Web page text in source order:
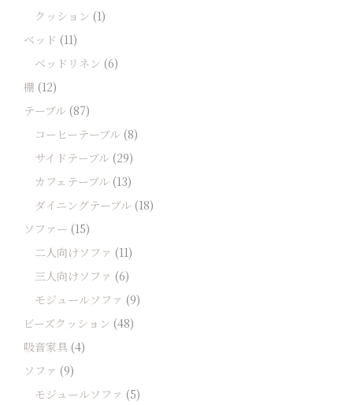
クッション (1)
ベッド (11)
ベッドリネン (6)
棚 (12)
テーブル (87)
コーヒーテーブル (8)
サイドテーブル (29)
カフェテーブル (13)
ダイニングテーブル (18)
ソファー (15)
二人向けソファ (11)
三人向けソファ (6)
モジュールソファ (9)
ビーズクッション (48)
吸音家具 (4)
ソファ (9)
モジュールソファ (5)